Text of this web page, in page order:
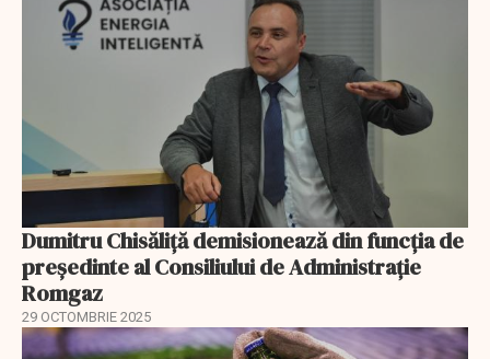
Dumitru Chisăliță demisionează din funcția de
președinte al Consiliului de Administrație
Romgaz
29 OCTOMBRIE 2025